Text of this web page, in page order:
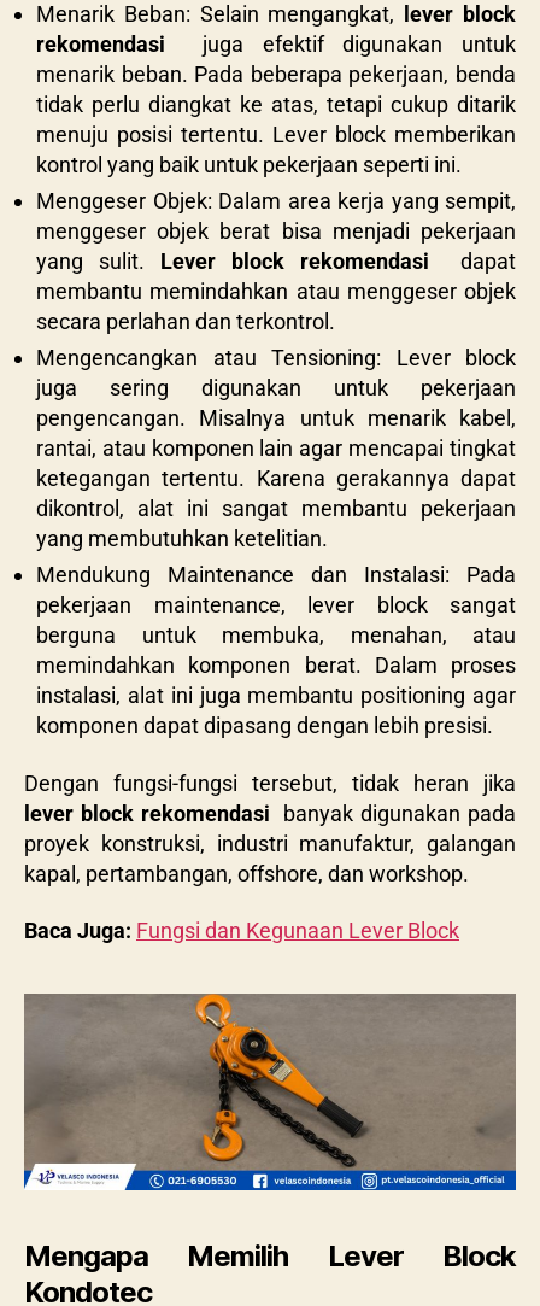
Menarik Beban: Selain mengangkat,
lever block
rekomendasi juga efektif digunakan untuk
menarik beban. Pada beberapa pekerjaan, benda
tidak perlu diangkat ke atas, tetapi cukup ditarik
menuju posisi tertentu. Lever block memberikan
kontrol yang baik untuk pekerjaan seperti ini.
Menggeser Objek: Dalam area kerja yang sempit,
menggeser objek berat bisa menjadi pekerjaan
yang sulit. Lever block rekomendasi dapat
membantu memindahkan atau menggeser objek
secara perlahan dan terkontrol.
Mengencangkan atau Tensioning: Lever block
juga sering digunakan untuk pekerjaan
pengencangan. Misalnya untuk menarik kabel,
rantai, atau komponen lain agar mencapai tingkat
ketegangan tertentu. Karena gerakannya dapat
dikontrol, alat ini sangat membantu pekerjaan
yang membutuhkan ketelitian.
Mendukung Maintenance dan Instalasi: Pada
pekerjaan maintenance, lever block sangat
berguna untuk membuka, menahan, atau
memindahkan komponen berat. Dalam proses
instalasi, alat ini juga membantu positioning agar
komponen dapat dipasang dengan lebih presisi.
Dengan fungsi-fungsi tersebut, tidak heran jika
lever block rekomendasi
banyak digunakan pada
proyek konstruksi, industri manufaktur, galangan
kapal, pertambangan, offshore, dan workshop.
Baca Juga: Fungsi dan Kegunaan Lever Block
Mengapa Memilih Lever Block
Kondotec